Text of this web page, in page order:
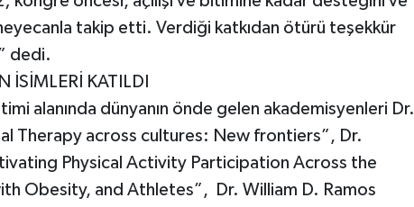
takip etti. Verdiği katkıdan ötürü teşekkür
dedi.
İSİMLERİ KATILDI
alanında dünyanın önde gelen akademisyenleri Dr.
Therapy across cultures: New frontiers”, Dr.
Physical Activity Participation Across the
Obesity, and Athletes”, Dr. William D. Ramos